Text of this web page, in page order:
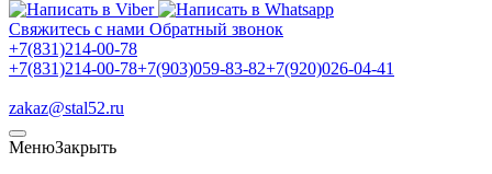
Свяжитесь с нами Обратный звонок
+7(831)214-00-78
+7(831)214-00-78+7(903)059-83-82+7(920)026-04-41
zakaz@stal52.ru
МенюЗакрыть